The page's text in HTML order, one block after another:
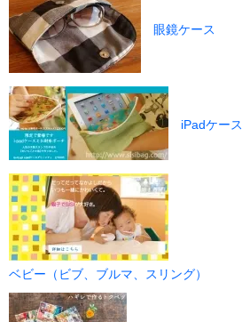
眼鏡ケース
iPadケース
ベビー（ビブ、ブルマ、スリング）